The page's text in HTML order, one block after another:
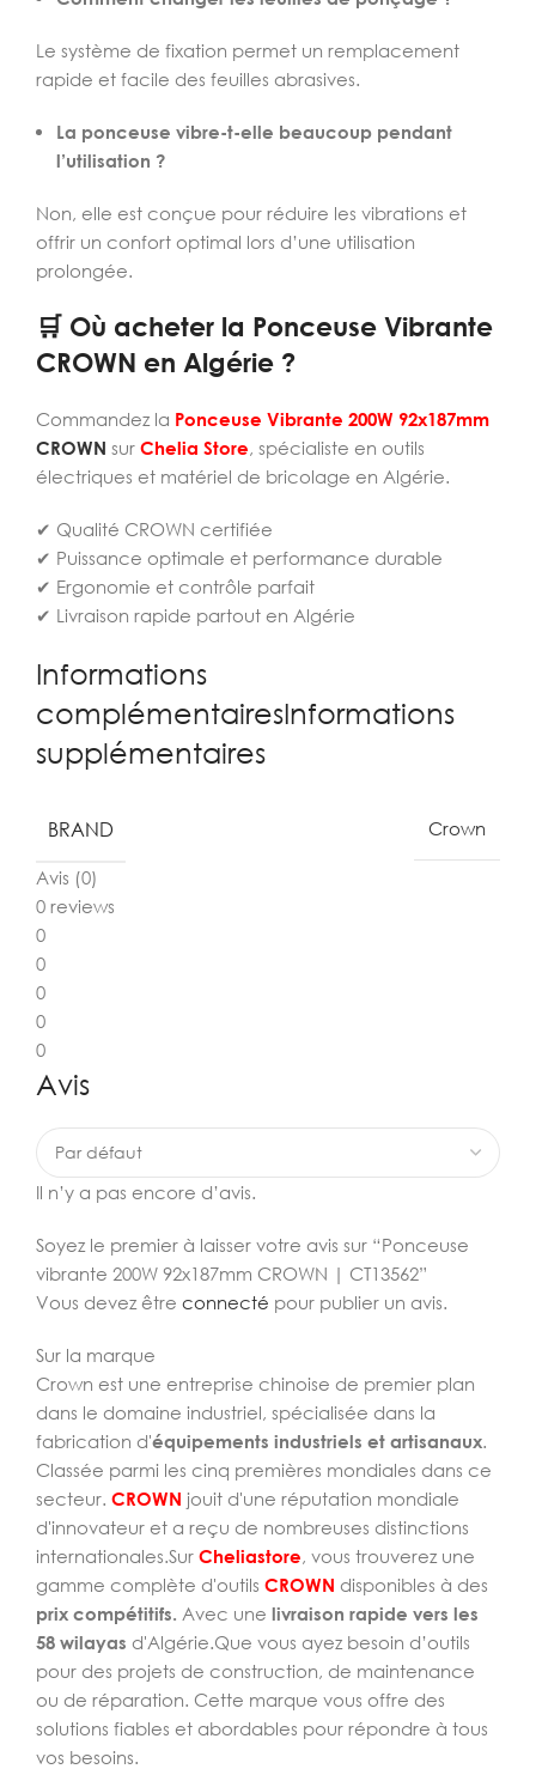
Le système de fixation permet un remplacement
rapide et facile des feuilles abrasives.
La ponceuse vibre-t-elle beaucoup pendant
l’utilisation ?
Non, elle est conçue pour réduire les vibrations et
offrir un confort optimal lors d’une utilisation
prolongée.
🛒 Où acheter la Ponceuse Vibrante
CROWN en Algérie ?
Commandez la Ponceuse Vibrante 200W 92x187mm
CROWN sur Chelia Store, spécialiste en outils
électriques et matériel de bricolage en Algérie.
✔ Qualité CROWN certifiée
✔ Puissance optimale et performance durable
✔ Ergonomie et contrôle parfait
✔ Livraison rapide partout en Algérie
Informations
complémentairesInformations
supplémentaires
BRAND Crown
Avis (0)
0 reviews
0
0
0
0
0
Avis
Il n’y a pas encore d’avis.
Soyez le premier à laisser votre avis sur “Ponceuse
vibrante 200W 92x187mm CROWN | CT13562”
Vous devez être connecté pour publier un avis.
Sur la marque
Crown est une entreprise chinoise de premier plan
dans le domaine industriel, spécialisée dans la
fabrication d'équipements industriels et artisanaux.
Classée parmi les cinq premières mondiales dans ce
secteur. CROWN jouit d'une réputation mondiale
d'innovateur et a reçu de nombreuses distinctions
internationales.Sur Cheliastore, vous trouverez une
gamme complète d'outils CROWN disponibles à des
prix compétitifs. Avec une livraison rapide vers les
58 wilayas d'Algérie.Que vous ayez besoin d’outils
pour des projets de construction, de maintenance
ou de réparation. Cette marque vous offre des
solutions fiables et abordables pour répondre à tous
vos besoins.